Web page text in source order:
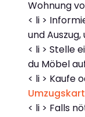
Wohnung
< li >
und
< li > Stelle
du Möbel
< li > Kaufe
< li > Falls